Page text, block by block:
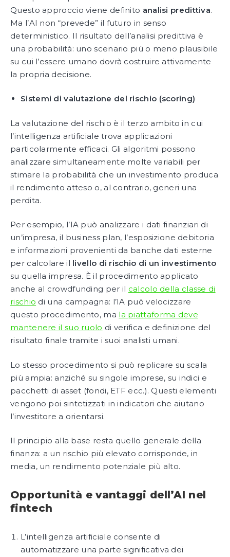
Questo approccio viene definito analisi predittiva.
Ma l’AI non “prevede” il futuro in senso
deterministico. Il risultato dell’analisi predittiva è
una probabilità: uno scenario più o meno plausibile
su cui l’essere umano dovrà costruire attivamente
la propria decisione.
Sistemi di valutazione del rischio (scoring)
La valutazione del rischio è il terzo ambito in cui
l’intelligenza artificiale trova applicazioni
particolarmente efficaci. Gli algoritmi possono
analizzare simultaneamente molte variabili per
stimare la probabilità che un investimento produca
il rendimento atteso o, al contrario, generi una
perdita.
Per esempio, l’IA può analizzare i dati finanziari di
un’impresa, il business plan, l’esposizione debitoria
e informazioni provenienti da banche dati esterne
per calcolare il livello di rischio di un investimento
su quella impresa. È il procedimento applicato
anche al crowdfunding per il calcolo della classe di
rischio di una campagna: l’IA può velocizzare
questo procedimento, ma la piattaforma deve
mantenere il suo ruolo di verifica e definizione del
risultato finale tramite i suoi analisti umani.
Lo stesso procedimento si può replicare su scala
più ampia: anziché su singole imprese, su indici e
pacchetti di asset (fondi, ETF ecc.). Questi elementi
vengono poi sintetizzati in indicatori che aiutano
l’investitore a orientarsi.
Il principio alla base resta quello generale della
finanza: a un rischio più elevato corrisponde, in
media, un rendimento potenziale più alto.
Opportunità e vantaggi dell’AI nel
fintech
L’intelligenza artificiale consente di
automatizzare una parte significativa dei